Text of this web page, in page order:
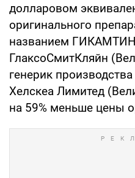
долларовом
оригинального
названием ГИКАМТИН
ГлаксоСмитКляйн
генерик
Хелскеа Лимитед
на 59% меньше цены